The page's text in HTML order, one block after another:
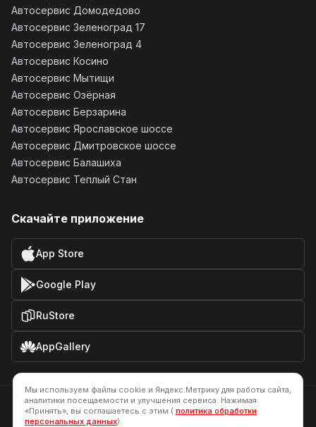
Автосервис Домодедово
Автосервис Зеленоград 17
Автосервис Зеленоград 4
Автосервис Косино
Автосервис Мытищи
Автосервис Озёрная
Автосервис Берзарина
Автосервис Ярославское шоссе
Автосервис Дмитровское шоссе
Автосервис Балашиха
Автосервис Теплый Стан
Скачайте приложение
App Store
Google Play
RuStore
AppGallery
Все цены, указанные на сайте не являются публичной офертой.
Политика обработки персональных данных
Мы используем файлы cookie и Яндекс.Метрику для работы сайта,
аналитики посещаемости и улучшения сервиса. Нажимая
«Принять», вы соглашаетесь с этим ( политика обработки
персональных данных).